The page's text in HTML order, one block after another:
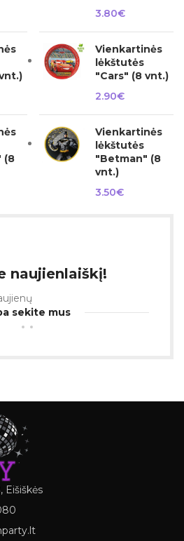
(8
3.80€
Vienkartinės
lėkštutės
"Cars" (8 vnt.)
2.90€
Vienkartinės
lėkštutės
"Betman" (8
vnt.)
3.50€
naujienlaiškį!
sekite mus
Eišiškės